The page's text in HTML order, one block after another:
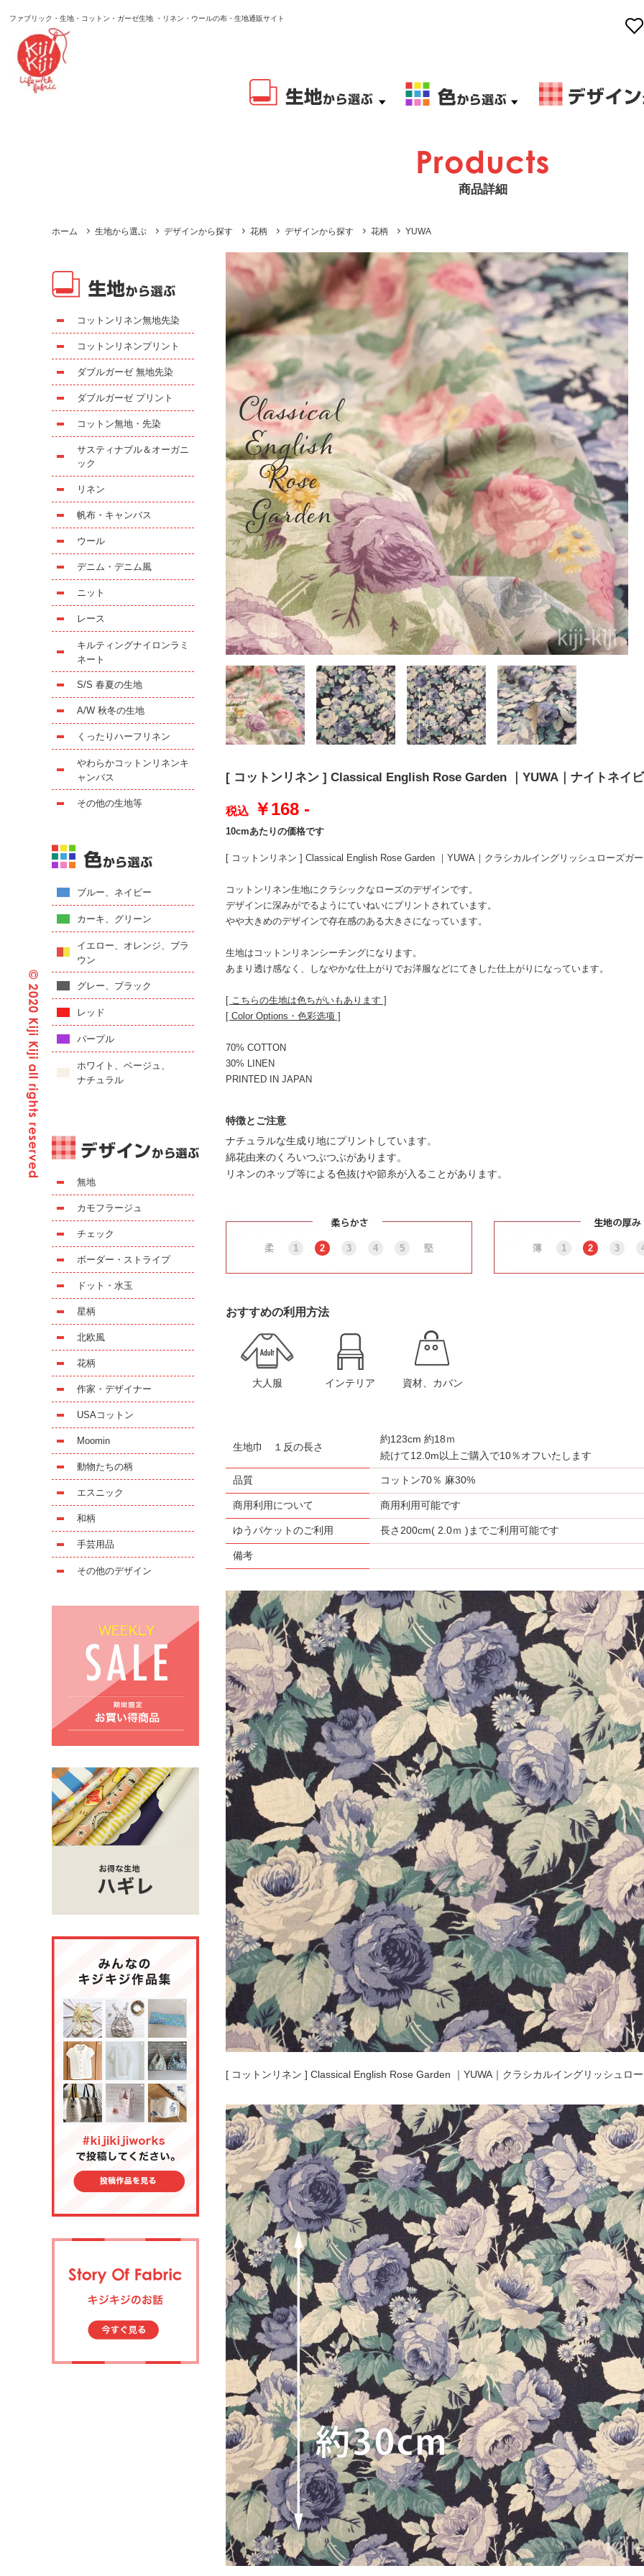
ファブリック・生地・コットン・ガーゼ生地 ・リネン・ウールの布・生地通販サイト
商品詳細
ホーム 生地から選ぶ デザインから探す 花柄 デザインから探す 花柄 YUWA
[ コットンリネン ] Classical English Rose Garden ｜YUWA｜ナイトネイ
税込 ￥168 -
10cmあたりの価格です
[ コットンリネン ] Classical English Rose Garden ｜YUWA｜クラシカルイングリッシュローズガー
コットンリネン生地にクラシックなローズのデザインです。
デザインに深みがでるようにていねいにプリントされています。
やや大きめのデザインで存在感のある大きさになっています。
生地はコットンリネンシーチングになります。
あまり透け感なく、しなやかな仕上がりでお洋服などにてきした仕上がりになっています。
[ こちらの生地は色ちがいもあります ]
[ Color Options・色彩选项 ]
70% COTTON
30% LINEN
PRINTED IN JAPAN
特徴とご注意
ナチュラルな生成り地にプリントしています。
綿花由来のくろいつぶつぶがあります。
リネンのネップ等による色抜けや節糸が入ることがあります。
柔 1 2 3 4 5 堅 薄 1 2 3
おすすめの利用方法
大人服 インテリア 資材、カバン
生地巾 １反の長さ
約123cm 約18ｍ
続けて12.0m以上ご購入で10％オフいたします
品質 コットン70％ 麻30%
商用利用について 商用利用可能です
ゆうパケットのご利用 長さ200cm( 2.0ｍ )までご利用可能です
備考
[ コットンリネン ] Classical English Rose Garden ｜YUWA｜クラシカルイングリッシュロー
コットンリネン無地先染
コットンリネンプリント
ダブルガーゼ 無地先染
ダブルガーゼ プリント
コットン無地・先染
サスティナブル＆オーガニ
ック
リネン
帆布・キャンバス
ウール
デニム・デニム風
ニット
レース
キルティングナイロンラミ
ネート
S/S 春夏の生地
A/W 秋冬の生地
くったりハーフリネン
やわらかコットンリネンキ
ャンバス
その他の生地等
ブルー、ネイビー
カーキ、グリーン
イエロー、オレンジ、ブラ
ウン
グレー、ブラック
レッド
パープル
ホワイト、ベージュ、
ナチュラル
無地
カモフラージュ
チェック
ボーダー・ストライプ
ドット・水玉
星柄
北欧風
花柄
作家・デザイナー
USAコットン
Moomin
動物たちの柄
エスニック
和柄
手芸用品
その他のデザイン